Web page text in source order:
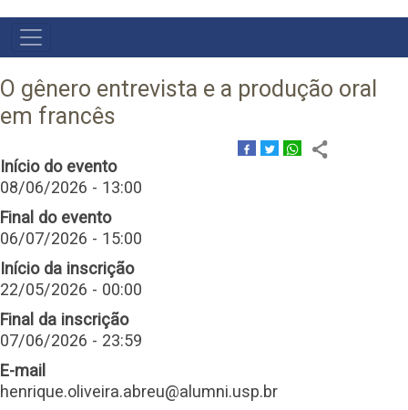
NAVEGADOR
PRINCIPAL
O gênero entrevista e a produção oral
em francês
Início do evento
08/06/2026 - 13:00
Final do evento
06/07/2026 - 15:00
Início da inscrição
22/05/2026 - 00:00
Final da inscrição
07/06/2026 - 23:59
E-mail
henrique.oliveira.abreu@alumni.usp.br